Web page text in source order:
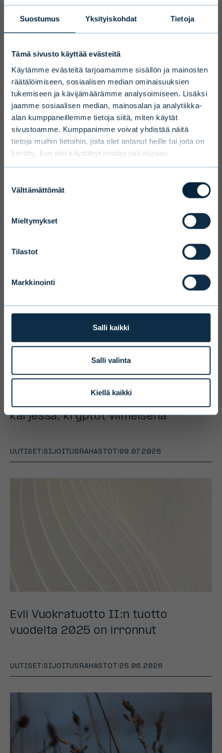
Suostumus Yksityiskohdat Tietoja
Tämä sivusto käyttää evästeitä
Käytämme evästeitä tarjoamamme sisällön ja mainosten
räätälöimiseen, sosiaalisen median ominaisuuksien
tukemiseen ja kävijämäärämme analysoimiseen. Lisäksi
jaamme sosiaalisen median, mainosalan ja analytiikka-
alan kumppaneillemme tietoja siitä, miten käytät
sivustoamme. Kumppanimme voivat yhdistää näitä
tietoja muihin tietoihin, joita olet antanut heille tai joita on
kerätty, kun olet käyttänyt heidän palvelujaan.
valinta
Välttämättömät
Mieltymykset
Tilastot
Markkinointi
Salli kaikki
Salli valinta
Kiellä kaikki
Sijoituskohteet Listaamattomat yritykset
avaintietoesitteestä.
Aiheeseen liittyvät
kärjessä, kryptot viimeisenä
UUTISET SIJOITUSRAHASTOT |09.07.2026
Evli Vuokratuotto II:n tuotto
vuodelta 2025 on irronnut
UUTISET |SIJOITUSRAHASTOT |25.06.2026
sijoittajat
Pitkän sijoitushorisontin ja korkean
riskin vuoksi Evlin vaihtoehtoiset
sijoitusrahastot on tarkoitettu
ammattimaisille ja rajoitetulle joukolle ei-
ammattimaisia asiakkaita, jotka tekevät
vähintään 100 000 euron sijoituksen ja
ymmärrys rahastosta ja sen
ammattimainen sijoittaja tai minulla on
HYVÄKSYN
POISTU